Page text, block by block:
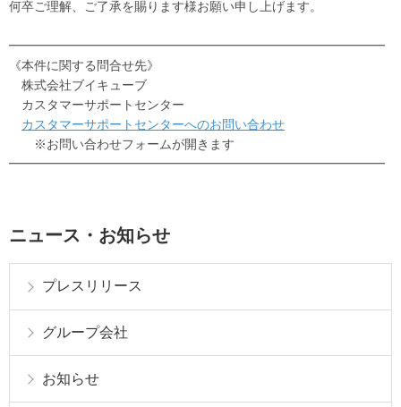
何卒ご理解、ご了承を賜ります様お願い申し上げます。
━━━━━━━━━━━━━━━━━━━━━━━━━━━━━━
《本件に関する問合せ先》
株式会社ブイキューブ
カスタマーサポートセンター
カスタマーサポートセンターへのお問い合わせ
※お問い合わせフォームが開きます
━━━━━━━━━━━━━━━━━━━━━━━━━━━━━━
ニュース・お知らせ
プレスリリース
グループ会社
お知らせ